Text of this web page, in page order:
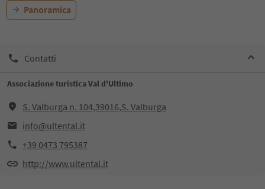
Panoramica
Contatti
Associazione turistica Val d'Ultimo
S. Valburga n. 104,39016,S. Valburga
info@ultental.it
+39 0473 795387
http://www.ultental.it